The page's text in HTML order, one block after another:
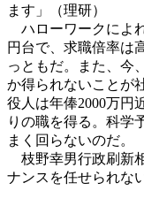
ます」（理研）
ハローワークによ
円台で、求職倍率は
っともだ。また、今
か得られないことが
役人は年俸2000万円
りの職を得る。科学
まく回らないのだ。
枝野幸男行政刷新
ナンスを任せられな